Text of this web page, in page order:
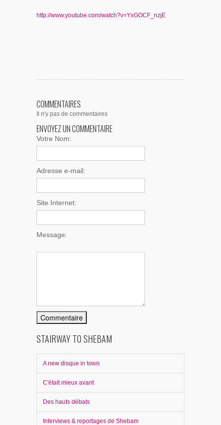
http://www.youtube.com/watch?v=YxGOCF_nzjE
COMMENTAIRES
Il n'y pas de commentaires
ENVOYEZ UN COMMENTAIRE
Votre Nom:
Adresse e-mail:
Site Internet:
Message:
STAIRWAY TO SHEBAM
A new disque in town
C'était mieux avant
Des hauts débats
Interviews & reportages de Shebam